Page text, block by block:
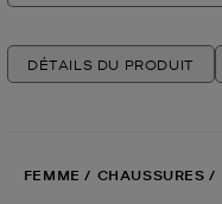
DÉTAILS DU PRODUIT
FEMME / CHAUSSURES /